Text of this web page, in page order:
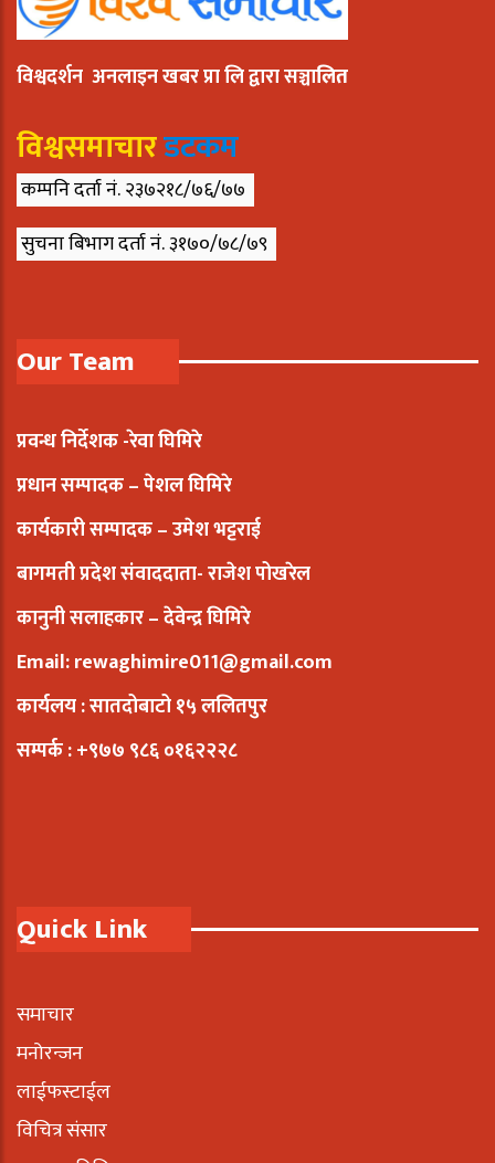
विश्वदर्शन अनलाइन खबर प्रा लि द्वारा सञ्चालित
विश्वसमाचारडटकम
कम्पनि दर्ता नं. २३७२१८/७६/७७
सुचना बिभाग दर्ता नं. ३१७०/७८/७९
Our Team
प्रवन्ध निर्देशक -रेवा घिमिरे
प्रधान सम्पादक – पेशल घिमिरे
कार्यकारी सम्पादक – उमेश भट्टराई
बागमती प्रदेश संवाददाता- राजेश पोखरेल
कानुनी सलाहकार – देवेन्द्र घिमिरे
Email: rewaghimire011@gmail.com
कार्यलय : सातदोबाटो १५ ललितपुर
सम्पर्क : +९७७ ९८६ ०१६२२२८
Quick Link
समाचार
मनोरन्जन
लाईफस्टाईल
विचित्र संसार